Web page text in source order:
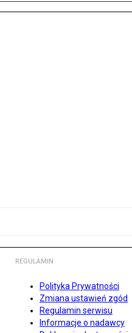
REGULAMIN
Polityka Prywatności
Zmiana ustawień zgód
Regulamin serwisu
Informacje o nadawcy